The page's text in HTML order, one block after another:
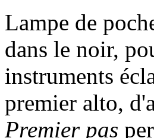
Lampe de
dans le noir,
instruments
premier alto,
Premier pas